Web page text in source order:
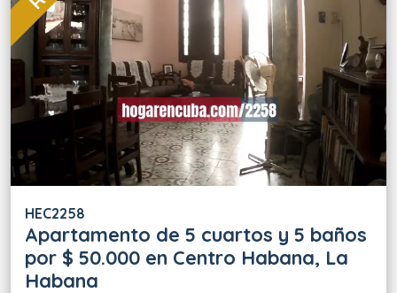
HEC2258
Apartamento de 5 cuartos y 5 baños
por $ 50.000 en Centro Habana, La
Habana